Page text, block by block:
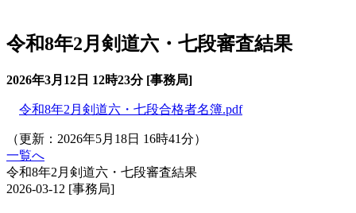
令和8年2月剣道六・七段審査結果
2026年3月12日 12時23分 [事務局]
令和8年2月剣道六・七段合格者名簿.pdf
（更新：2026年5月18日 16時41分）
一覧へ
令和8年2月剣道六・七段審査結果
2026-03-12 [事務局]